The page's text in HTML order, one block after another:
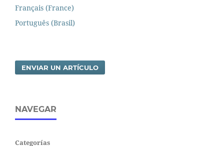
Français (France)
Português (Brasil)
ENVIAR UN ARTÍCULO
NAVEGAR
Categorías